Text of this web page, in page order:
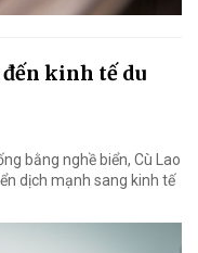
kinh tế du
bằng nghề biển, Cù Lao
dịch mạnh sang kinh tế